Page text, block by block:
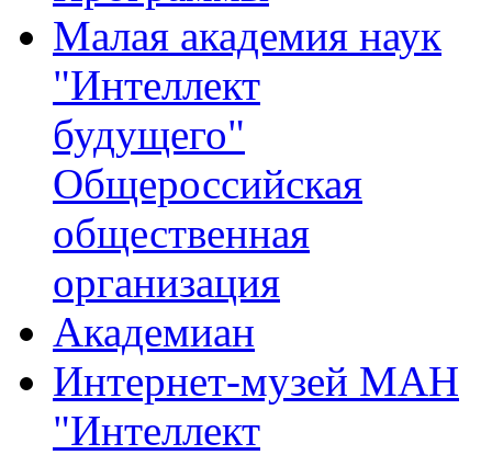
Малая академия наук
"Интеллект
будущего"
Общероссийская
общественная
организация
Академиан
Интернет-музей МАН
"Интеллект